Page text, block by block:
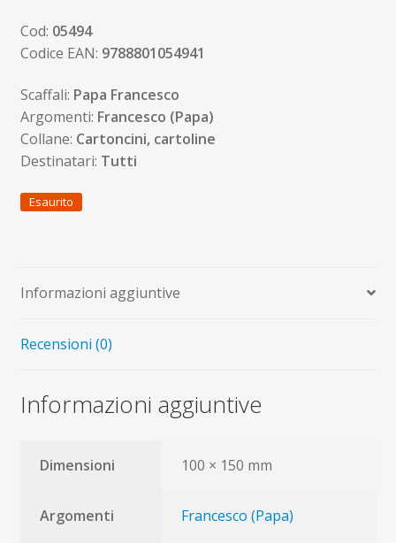
Cod: 05494
Codice EAN: 9788801054941
Scaffali: Papa Francesco
Argomenti: Francesco (Papa)
Collane: Cartoncini, cartoline
Destinatari: Tutti
Esaurito
Informazioni aggiuntive
Recensioni (0)
Informazioni aggiuntive
Dimensioni 100 × 150 mm
Argomenti Francesco (Papa)